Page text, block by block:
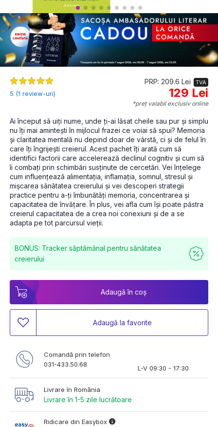
5 (1 review-uri)
PRP: 209.6 Lei TVA
129 Lei
*preț valabil exclusiv online
Ai început să uiți nume, unde ți-ai lăsat cheile sau pur și simplu
nu îți mai amintești în mijlocul frazei ce voiai să spui? Memoria
și claritatea mentală nu depind doar de vârstă, ci și de felul în
care îți îngrijești creierul. Acest pachet îți arată cum să
identifici factorii care accelerează declinul cognitiv și cum să
îi combați prin schimbări susținute de cercetări. Vei înțelege
cum influențează alimentația, inflamația, somnul, stresul și
mișcarea sănătatea creierului și vei descoperi strategii
practice pentru a-ți îmbunătăți memoria, concentrarea și
capacitatea de învățare. În plus, vei afla cum își poate păstra
creierul capacitatea de a crea noi conexiuni și de a se
adapta pe tot parcursul vieții.
BONUS: Tracker săptămânal pentru sănătatea
creierului
Adaugă în coș
Adaugă la favorite
Comandă prin telefon
031-433.50.68
L-V 09:30 - 17:30
Livrare în România
Livrare în 1-5 zile lucrătoare
Ridicare din Easybox